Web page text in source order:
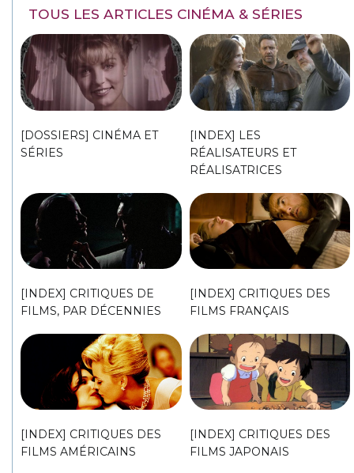
TOUS LES ARTICLES CINÉMA & SÉRIES
[DOSSIERS] CINÉMA ET
SÉRIES
[INDEX] LES
RÉALISATEURS ET
RÉALISATRICES
[INDEX] CRITIQUES DE
FILMS, PAR DÉCENNIES
[INDEX] CRITIQUES DES
FILMS FRANÇAIS
[INDEX] CRITIQUES DES
FILMS AMÉRICAINS
[INDEX] CRITIQUES DES
FILMS JAPONAIS